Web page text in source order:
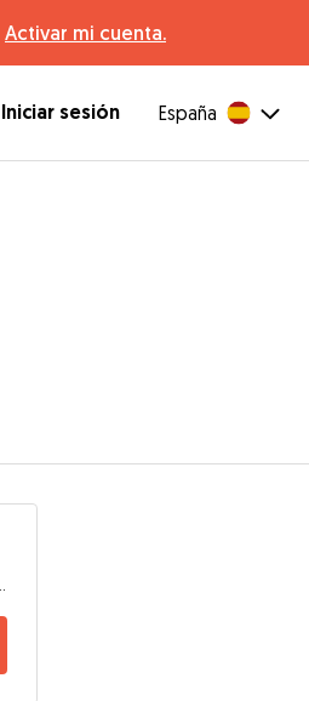
Activar mi cuenta.
Iniciar sesión España